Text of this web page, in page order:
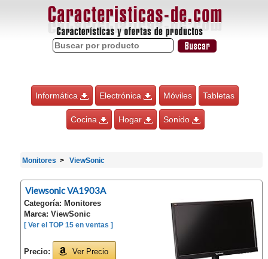
Informática Electrónica Móviles Tabletas
Cocina Hogar Sonido
Monitores ViewSonic
Viewsonic VA1903A
Categoría: Monitores
Marca: ViewSonic
[ Ver el TOP 15 en ventas ]
Precio: Ver Precio